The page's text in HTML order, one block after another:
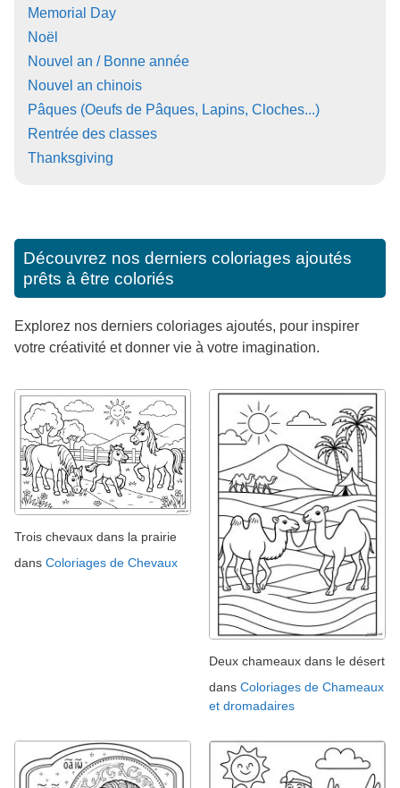
Memorial Day
Noël
Nouvel an / Bonne année
Nouvel an chinois
Pâques (Oeufs de Pâques, Lapins, Cloches...)
Rentrée des classes
Thanksgiving
Découvrez nos derniers coloriages ajoutés
prêts à être coloriés
Explorez nos derniers coloriages ajoutés, pour inspirer
votre créativité et donner vie à votre imagination.
Trois chevaux dans la prairie
dans Coloriages de Chevaux
Deux chameaux dans le désert
dans Coloriages de Chameaux
et dromadaires